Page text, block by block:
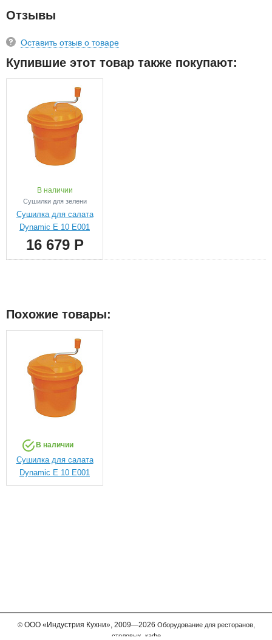
Отзывы
Оставить отзыв о товаре
Купившие этот товар также покупают:
В наличии
Сушилки для зелени
Сушилка для салата
Dynamic E 10 E001
16 679 Р
Похожие товары:
В наличии
Сушилка для салата
Dynamic E 10 E001
© ООО «Индустрия Кухни»,2009—2026 Оборудование для ресторанов,
столовых, кафе